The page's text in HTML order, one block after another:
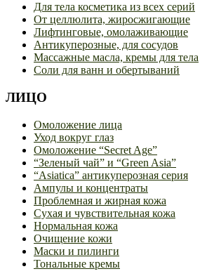
Для тела косметика из всех серий
От целлюлита, жиросжигающие
Лифтинговые, омолаживающие
Антикуперозные, для сосудов
Массажные масла, кремы для тела
Соли для ванн и обертываний
ЛИЦО
Омоложение лица
Уход вокруг глаз
Омоложение “Secret Age”
“Зеленый чай” и “Green Asia”
“Asiatica” антикуперозная серия
Ампулы и концентраты
Проблемная и жирная кожа
Сухая и чувствительная кожа
Нормальная кожа
Очищение кожи
Маски и пилинги
Тональные кремы